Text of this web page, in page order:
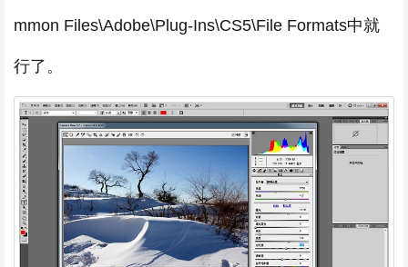
mmon Files\Adobe\Plug-Ins\CS5\File Formats中就
行了。